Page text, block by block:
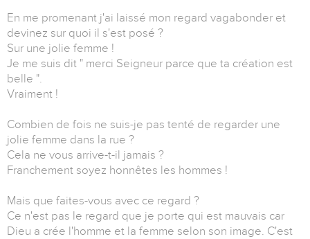
En me promenant j'ai laissé mon regard vagabonder et
devinez sur quoi il s'est posé ?
Sur une jolie femme !
Je me suis dit " merci Seigneur parce que ta création est
belle ".
Vraiment !
Combien de fois ne suis-je pas tenté de regarder une
jolie femme dans la rue ?
Cela ne vous arrive-t-il jamais ?
Franchement soyez honnêtes les hommes !
Mais que faites-vous avec ce regard ?
Ce n'est pas le regard que je porte qui est mauvais car
Dieu a crée l'homme et la femme selon son image. C'est